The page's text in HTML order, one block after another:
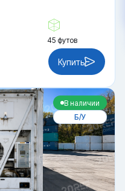
45 футов
Купить
В наличии
Б/У